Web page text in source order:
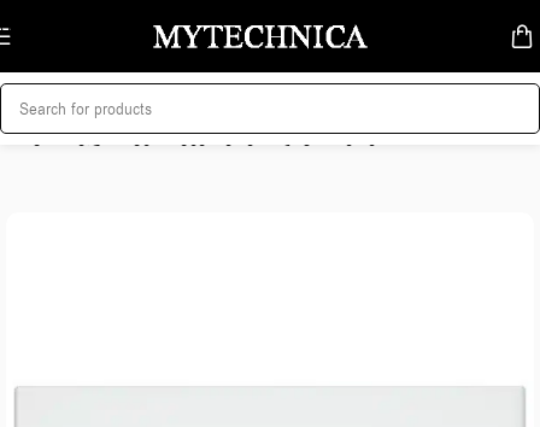
Skip to navigation
Skip to main content
მთავარი/კლიმატური ტექნიკა/კონდიციონერები